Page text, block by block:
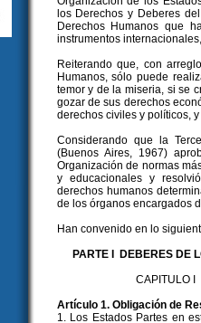
los Derechos y Deberes
Derechos Humanos que
instrumentos
Reiterando que, con
Humanos, sólo puede
temor y de la miseria, si se
gozar de sus derechos
derechos civiles y políticos, y
Considerando que la
(Buenos Aires, 1967)
Organización de normas
y educacionales y
derechos humanos
de los órganos encargados
Han convenido en lo
PARTE I DEBERES DE
CAPITULO I
Artículo 1. Obligación de
1. Los Estados Partes en